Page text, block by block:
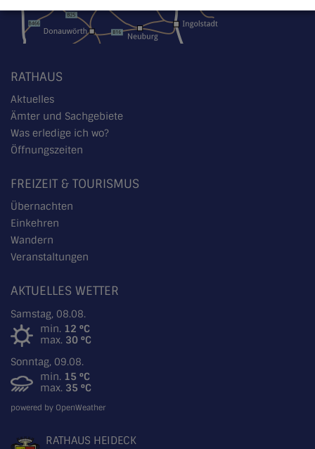
RATHAUS
Aktuelles
Ämter und Sachgebiete
Was erledige ich wo?
Öffnungszeiten
FREIZEIT & TOURISMUS
Übernachten
Einkehren
Wandern
Veranstaltungen
AKTUELLES WETTER
Samstag, 08.08.
min. 12 °C
max. 30 °C
Sonntag, 09.08.
min. 15 °C
max. 35 °C
powered by OpenWeather
RATHAUS HEIDECK